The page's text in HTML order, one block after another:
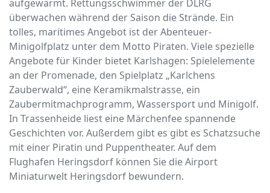
aufgewärmt. Rettungsschwimmer der DLRG
überwachen während der Saison die Strände. Ein
tolles, maritimes Angebot ist der Abenteuer-
Minigolfplatz unter dem Motto Piraten. Viele spezielle
Angebote für Kinder bietet Karlshagen: Spielelemente
an der Promenade, den Spielplatz „Karlchens
Zauberwald“, eine Keramikmalstrasse, ein
Zaubermitmachprogramm, Wassersport und Minigolf.
In Trassenheide liest eine Märchenfee spannende
Geschichten vor. Außerdem gibt es gibt es Schatzsuche
mit einer Piratin und Puppentheater. Auf dem
Flughafen Heringsdorf können Sie die Airport
Miniaturwelt Heringsdorf bewundern.